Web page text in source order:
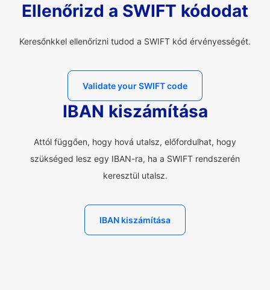
Ellenőrizd a SWIFT kódodat
Keresőnkkel ellenőrizni tudod a SWIFT kód érvényességét.
Validate your SWIFT code
IBAN kiszámítása
Attól függően, hogy hová utalsz, előfordulhat, hogy
szükséged lesz egy IBAN-ra, ha a SWIFT rendszerén
keresztül utalsz.
IBAN kiszámítása